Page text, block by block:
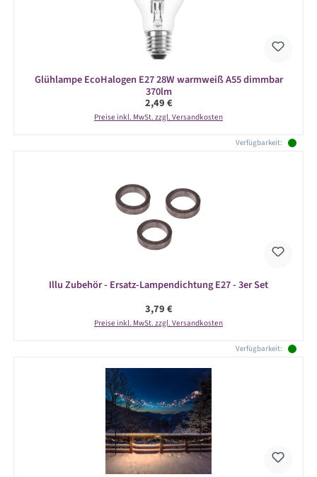
Glühlampe EcoHalogen E27 28W warmweiß A55 dimmbar
370lm
Regulärer Preis:
2,49 €
Preise inkl. MwSt. zzgl. Versandkosten
Verfügbarkeit:
Illu Zubehör - Ersatz-Lampendichtung E27 - 3er Set
Regulärer Preis:
3,79 €
Preise inkl. MwSt. zzgl. Versandkosten
Verfügbarkeit: